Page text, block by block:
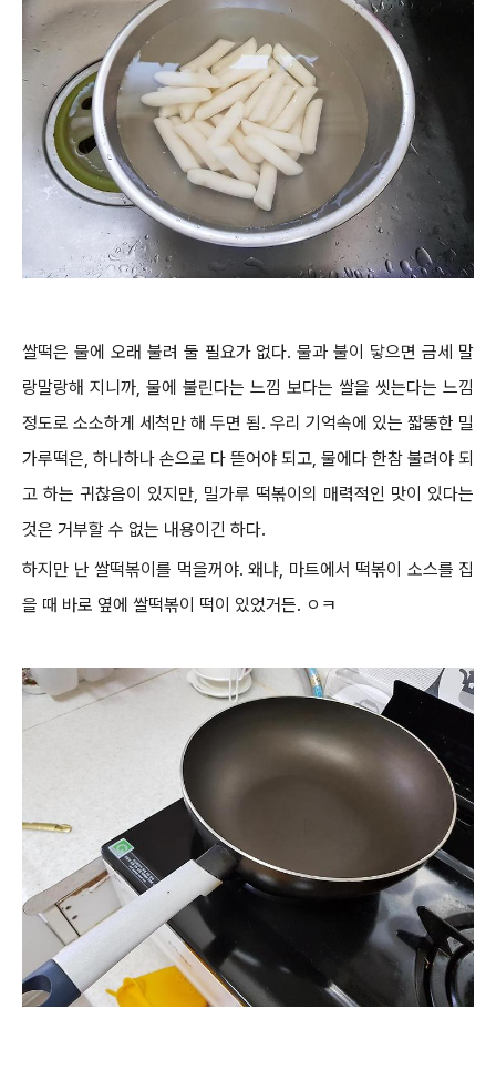
쌀떡은 물에 오래 불려 둘 필요가 없다. 물과 불이 닿으면 금세 말
랑말랑해 지니까, 물에 불린다는 느낌 보다는 쌀을 씻는다는 느낌
정도로 소소하게 세척만 해 두면 됨. 우리 기억속에 있는 짧뚱한 밀
가루떡은, 하나하나 손으로 다 뜯어야 되고, 물에다 한참 불려야 되
고 하는 귀찮음이 있지만, 밀가루 떡볶이의 매력적인 맛이 있다는
것은 거부할 수 없는 내용이긴 하다.
하지만 난 쌀떡볶이를 먹을꺼야. 왜냐, 마트에서 떡볶이 소스를 집
을 때 바로 옆에 쌀떡볶이 떡이 있었거든. ㅇㅋ